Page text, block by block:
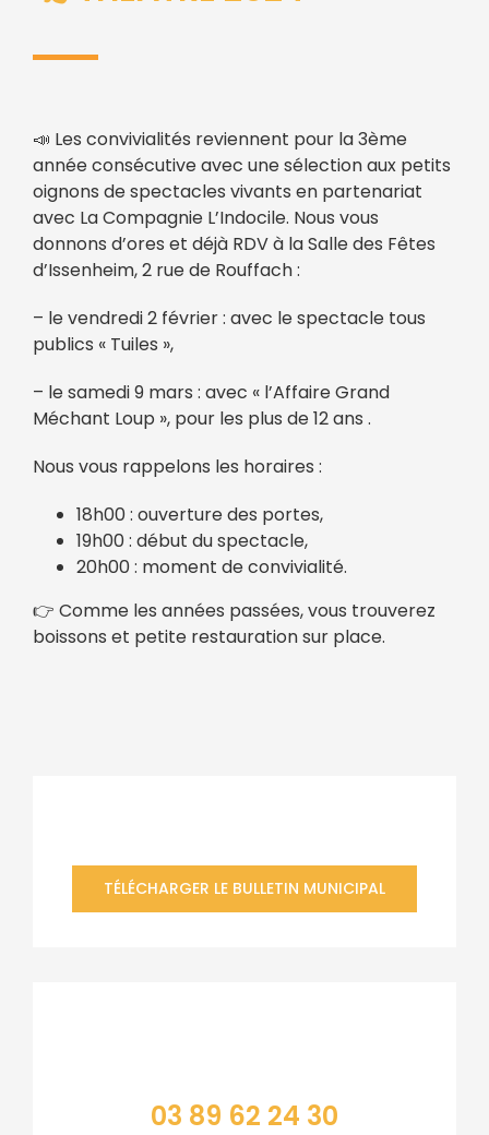
📣 Les convivialités reviennent pour la 3ème
année consécutive avec une sélection aux petits
oignons de spectacles vivants en partenariat
avec La Compagnie L’Indocile. Nous vous
donnons d’ores et déjà RDV à la Salle des Fêtes
d’Issenheim, 2 rue de Rouffach :
– le vendredi 2 février : avec le spectacle tous
publics « Tuiles »,
– le samedi 9 mars : avec « l’Affaire Grand
Méchant Loup », pour les plus de 12 ans .
Nous vous rappelons les horaires :
18h00 : ouverture des portes,
19h00 : début du spectacle,
20h00 : moment de convivialité.
👉 Comme les années passées, vous trouverez
boissons et petite restauration sur place.
TÉLÉCHARGER LE BULLETIN MUNICIPAL
03 89 62 24 30